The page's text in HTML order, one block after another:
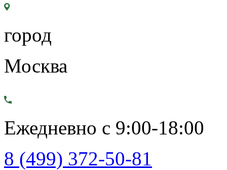
город
Москва
Ежедневно с 9:00-18:00
8 (499) 372-50-81